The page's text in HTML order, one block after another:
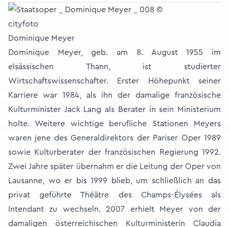
Dominique Meyer
Dominique Meyer, geb. am 8. August 1955 im
elsässischen Thann, ist studierter
Wirtschaftswissenschafter. Erster Höhepunkt seiner
Karriere war 1984, als ihn der damalige französische
Kulturminister Jack Lang als Berater in sein Ministerium
holte. Weitere wichtige berufliche Stationen Meyers
waren jene des Generaldirektors der Pariser Oper 1989
sowie Kulturberater der französischen Regierung 1992.
Zwei Jahre später übernahm er die Leitung der Oper von
Lausanne, wo er bis 1999 blieb, um schließlich an das
privat geführte Théâtre des Champs-Élysées als
Intendant zu wechseln. 2007 erhielt Meyer von der
damaligen österreichischen Kulturministerin Claudia